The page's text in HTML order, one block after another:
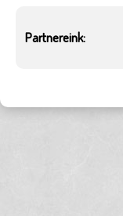
Partnereink: